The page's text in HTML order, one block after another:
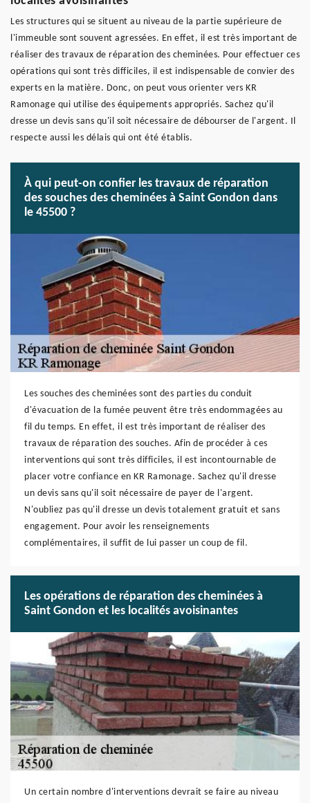
Les structures qui se situent au niveau de la partie supérieure de
l'immeuble sont souvent agressées. En effet, il est très important de
réaliser des travaux de réparation des cheminées. Pour effectuer ces
opérations qui sont très difficiles, il est indispensable de convier des
experts en la matière. Donc, on peut vous orienter vers KR
Ramonage qui utilise des équipements appropriés. Sachez qu'il
dresse un devis sans qu'il soit nécessaire de débourser de l'argent. Il
respecte aussi les délais qui ont été établis.
À qui peut-on confier les travaux de réparation
des souches des cheminées à Saint Gondon dans
le 45500 ?
Les souches des cheminées sont des parties du conduit
d'évacuation de la fumée peuvent être très endommagées au
fil du temps. En effet, il est très important de réaliser des
travaux de réparation des souches. Afin de procéder à ces
interventions qui sont très difficiles, il est incontournable de
placer votre confiance en KR Ramonage. Sachez qu'il dresse
un devis sans qu'il soit nécessaire de payer de l'argent.
N'oubliez pas qu'il dresse un devis totalement gratuit et sans
engagement. Pour avoir les renseignements
complémentaires, il suffit de lui passer un coup de fil.
Les opérations de réparation des cheminées à
Saint Gondon et les localités avoisinantes
Un certain nombre d'interventions devrait se faire au niveau